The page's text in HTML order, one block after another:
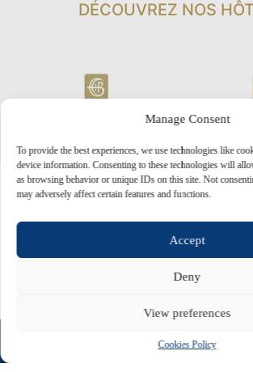
Manage Consent
To provide the best experiences, we use technologies like
device information. Consenting to these technologies will
as browsing behavior or unique IDs on this site. Not
may adversely affect certain features and functions.
Accept
Deny
View preferences
Cookies Policy
DÉCOUVREZ NOS
Powered by NELIOS